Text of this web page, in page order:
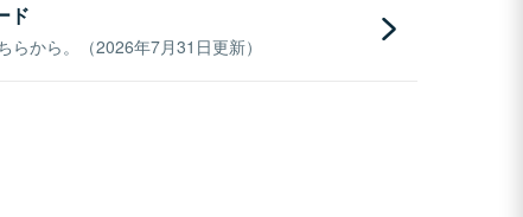
ド
から。（2026年7月31日更新）